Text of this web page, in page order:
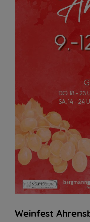
Weinfest